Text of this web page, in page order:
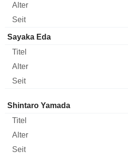
Sayaka Eda
Verwaltungsratsmitglied
Shintaro Yamada